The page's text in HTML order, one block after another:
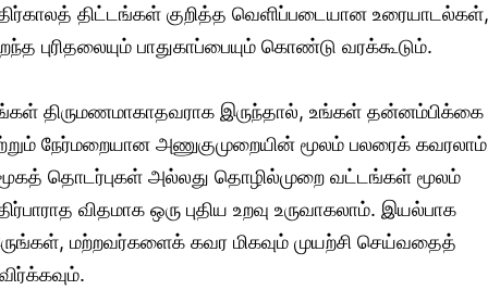
திட்டங்கள் குறித்த வெளிப்படையான உரையாடல்கள்,
புரிதலையும் பாதுகாப்பையும் கொண்டு வரக்கூடும்.
திருமணமாகாதவராக இருந்தால், உங்கள் தன்னம்பிக்கை
நேர்மறையான அணுகுமுறையின் மூலம் பலரைக்
தொடர்புகள் அல்லது தொழில்முறை வட்டங்கள் மூலம்
விதமாக ஒரு புதிய உறவு உருவாகலாம். இயல்பாக
மற்றவர்களைக் கவர மிகவும் முயற்சி செய்வதைத்